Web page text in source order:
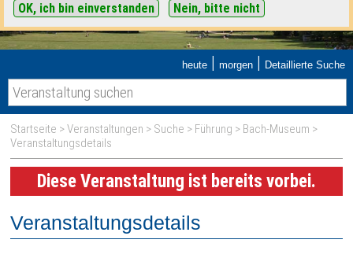
OK, ich bin einverstanden
Nein, bitte nicht
heute | morgen | Detaillierte Suche
Startseite >Veranstaltungen > Suche > Führung > Bach-Museum >
Veranstaltungsdetails
Diese Veranstaltung ist bereits vorbei.
Veranstaltungsdetails